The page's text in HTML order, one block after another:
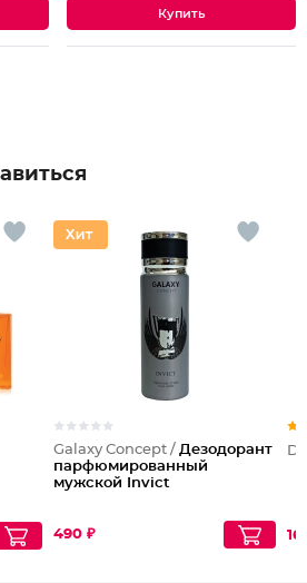
Galaxy Concept / Дезодорант
парфюмированный
мужской Invict
490 ₽